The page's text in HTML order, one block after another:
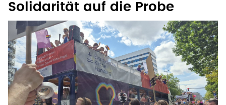
Solidarität auf die Probe